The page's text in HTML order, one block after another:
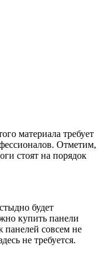
материала требует
Отметим,
стоят на порядок
будет
купить панели
панелей совсем не
не требуется.